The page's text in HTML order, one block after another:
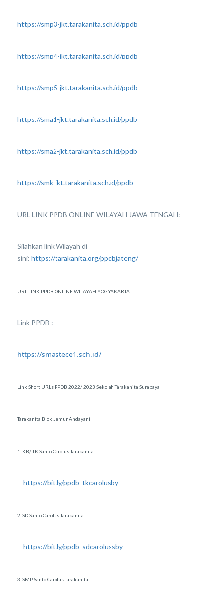
https://smp3-jkt.tarakanita.sch.id/ppdb
https://smp4-jkt.tarakanita.sch.id/ppdb
https://smp5-jkt.tarakanita.sch.id/ppdb
https://sma1-jkt.tarakanita.sch.id/ppdb
https://sma2-jkt.tarakanita.sch.id/ppdb
https://smk-jkt.tarakanita.sch.id/ppdb
URL LINK PPDB ONLINE WILAYAH JAWA TENGAH:
Silahkan link Wilayah di
sini: https://tarakanita.org/ppdbjateng/
URL LINK PPDB ONLINE WILAYAH YOGYAKARTA:
Link PPDB :
https://smastece1.sch.id/
Link Short URLs PPDB 2022/ 2023 Sekolah Tarakanita Surabaya
Tarakanita Blok Jemur Andayani
1. KB/ TK Santo Carolus Tarakanita
https://bit.ly/ppdb_tkcarolusby
2. SD Santo Carolus Tarakanita
https://bit.ly/ppdb_sdcarolussby
3. SMP Santo Carolus Tarakanita